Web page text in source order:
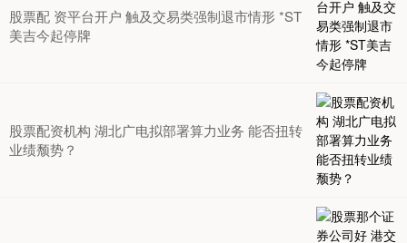
股票配 资平台开户 触及交易类强制退市情形 *ST
美吉今起停牌
股票配资机构 湖北广电拟部署算力业务 能否扭转
业绩颓势？